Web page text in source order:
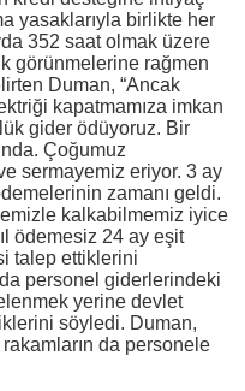
yasaklarıyla birlikte her
352 saat olmak üzere
görünmelerine rağmen
Duman, “Ancak
kapatmamıza imkan
gider ödüyoruz. Bir
Çoğumuz
sermayemiz eriyor. 3 ay
zamanı geldi.
kalkabilmemiz iyice
ödemesiz 24 ay eşit
talep ettiklerini
personel giderlerindeki
yerine devlet
söyledi. Duman,
da personele